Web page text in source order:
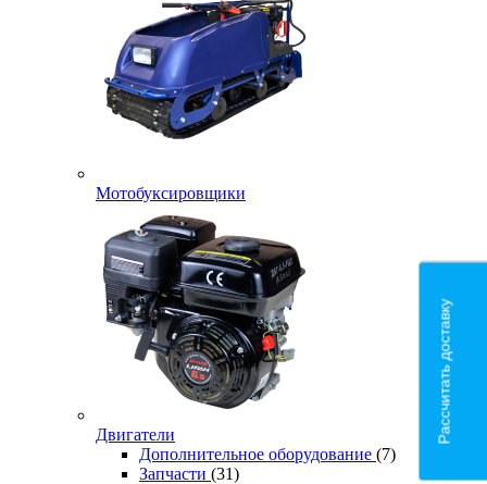
Мотобуксировщики
Двигатели
Дополнительное оборудование (7)
Запчасти (31)
Рассчитать доставку